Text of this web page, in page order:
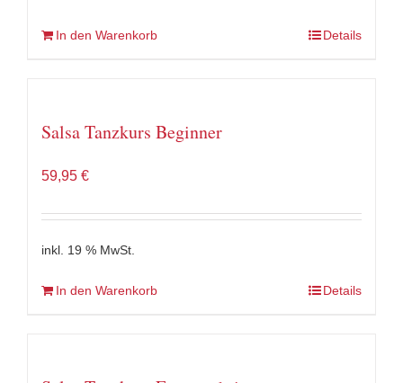
In den Warenkorb Details
Salsa Tanzkurs Beginner
59,95 €
inkl. 19 % MwSt.
In den Warenkorb Details